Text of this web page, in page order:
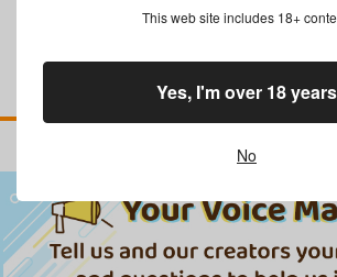
This web site includes 18+
No
Yes, I'm over 18 years